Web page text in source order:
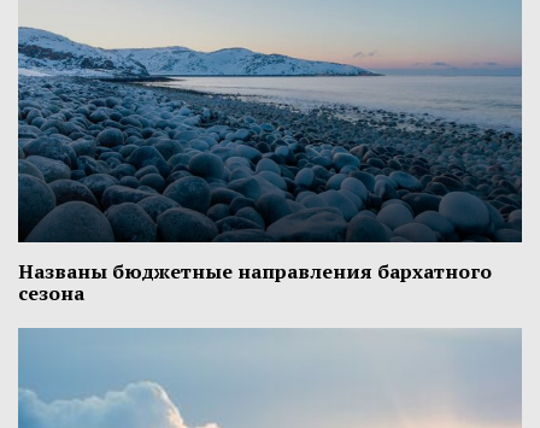
Названы бюджетные направления бархатного
сезона